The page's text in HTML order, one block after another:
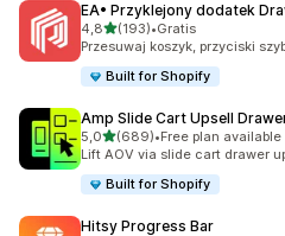
EA• Przyklejony dodatek
4,8na 5 gwiazdek
(193)
Łączna liczba recenzji: 193
•Gratis
Przesuwaj koszyk, przyciski
Built for Shopify
Amp Slide Cart Upsell
5,0na 5 gwiazdek
(689)
Łączna liczba recenzji: 689
•Free plan available
Lift AOV via slide cart drawer
Built for Shopify
Hitsy Progress Bar